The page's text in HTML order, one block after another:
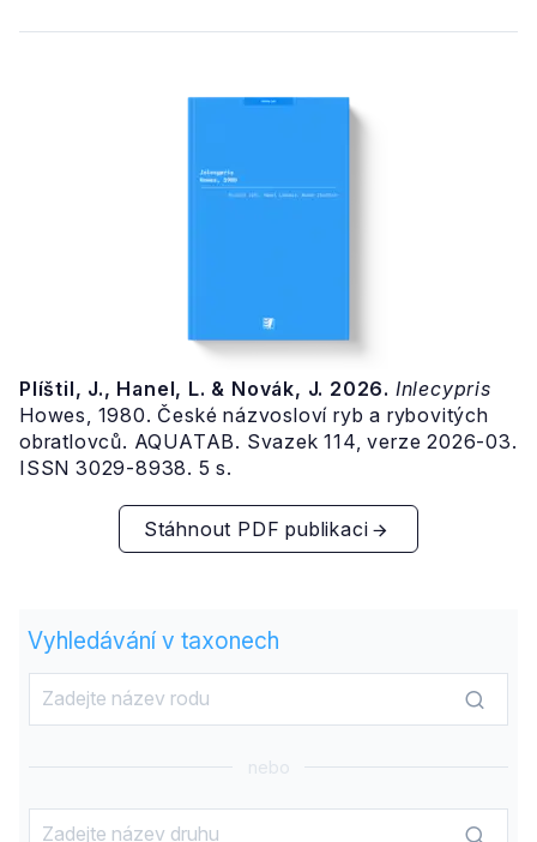
Plíštil, J., Hanel, L. & Novák, J. 2026. Inlecypris
Howes, 1980. České názvosloví ryb a rybovitých
obratlovců. AQUATAB. Svazek 114, verze 2026-03.
ISSN 3029-8938. 5 s.
Stáhnout PDF publikaci
Vyhledávání v taxonech
nebo